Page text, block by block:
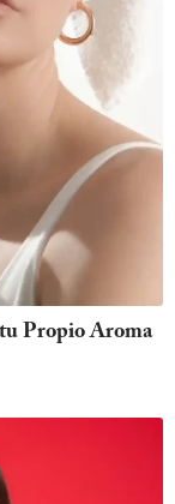
Propio Aroma